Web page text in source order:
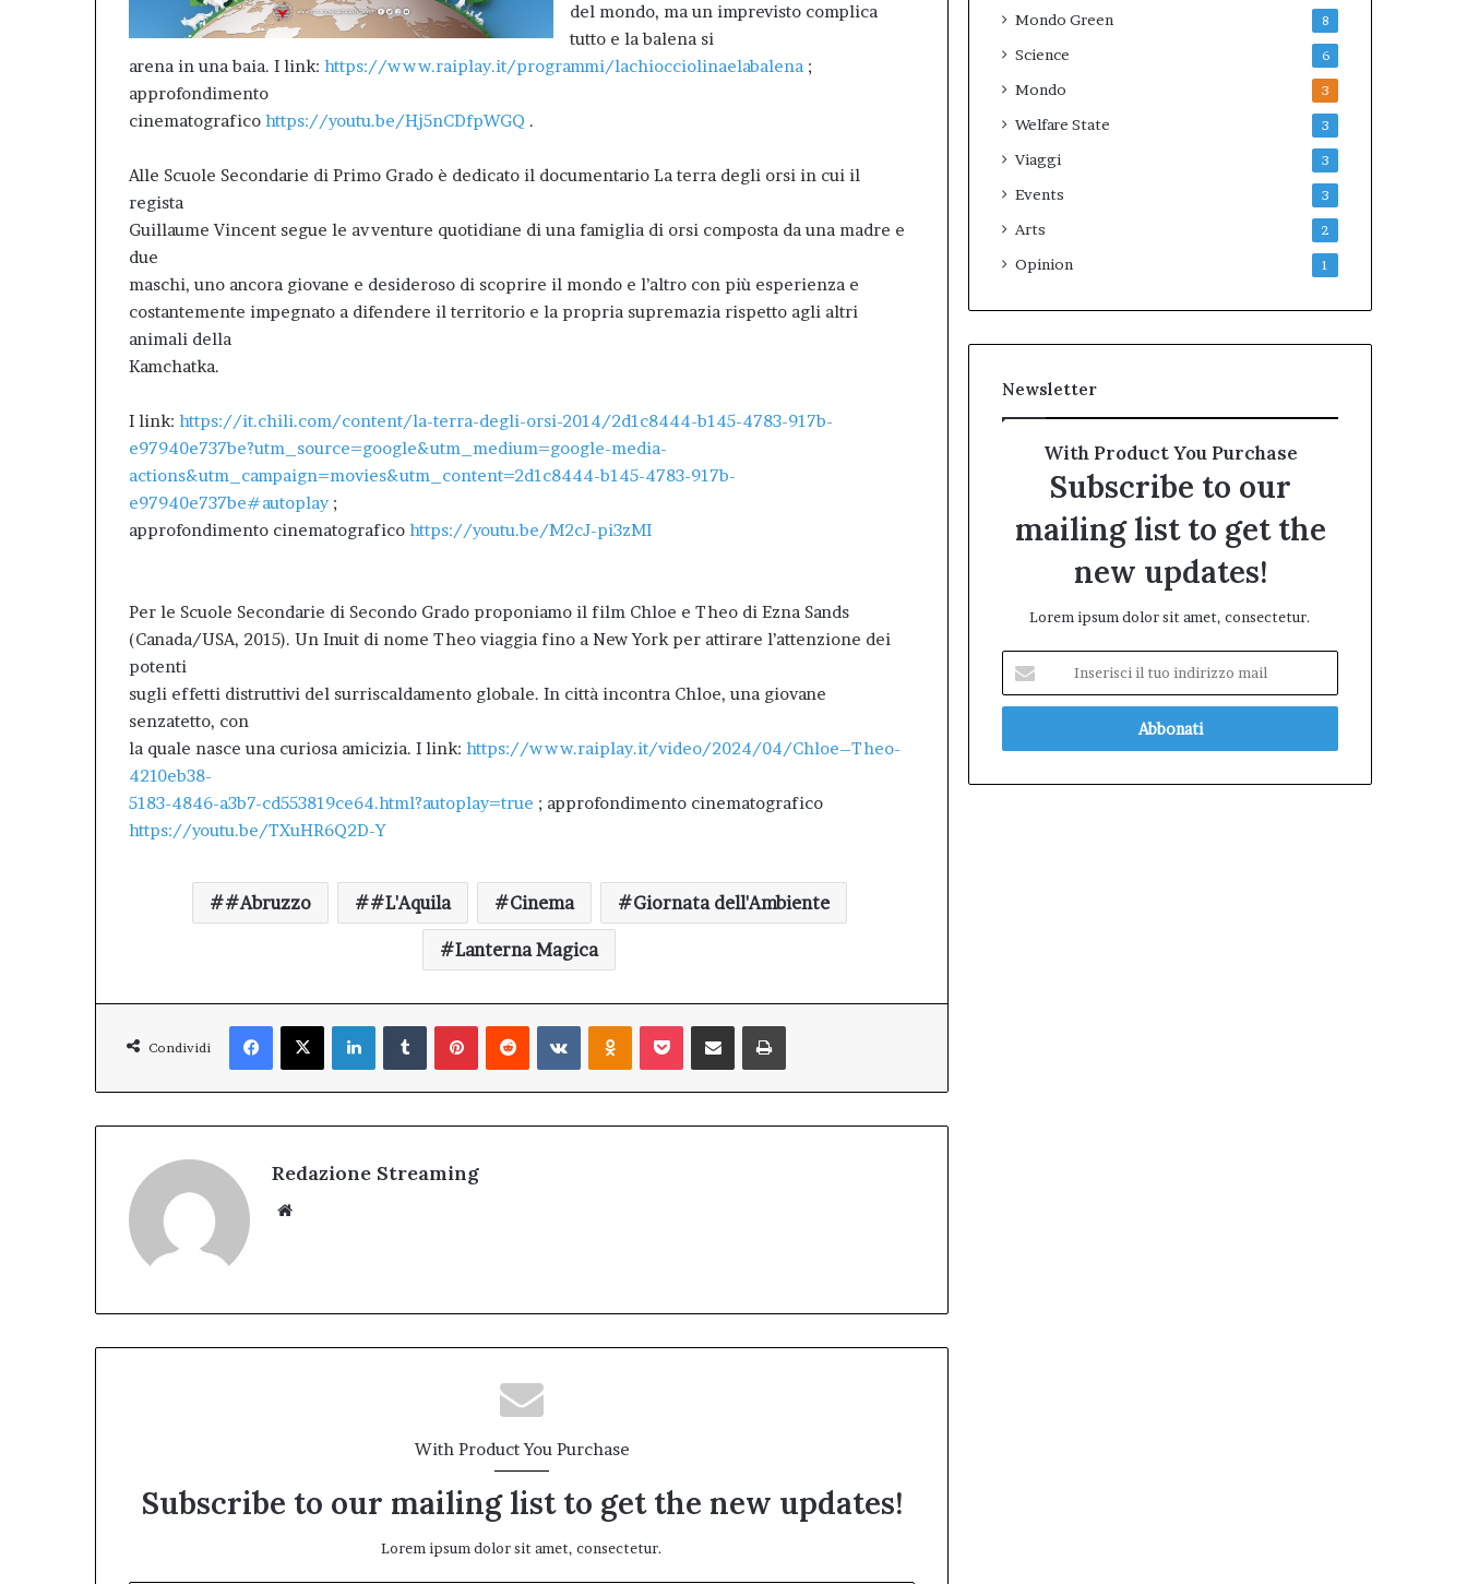
del mondo, ma un imprevisto complica
tutto e la balena si
arena in una baia. I link: https://www.raiplay.it/programmi/lachiocciolinaelabalena ;
approfondimento
cinematografico https://youtu.be/Hj5nCDfpWGQ .
Alle Scuole Secondarie di Primo Grado è dedicato il documentario La terra degli orsi in cui il
regista
Guillaume Vincent segue le avventure quotidiane di una famiglia di orsi composta da una madre e
due
maschi, uno ancora giovane e desideroso di scoprire il mondo e l’altro con più esperienza e
costantemente impegnato a difendere il territorio e la propria supremazia rispetto agli altri
animali della
Kamchatka.
I link: https://it.chili.com/content/la-terra-degli-orsi-2014/2d1c8444-b145-4783-917b-
e97940e737be?utm_source=google&utm_medium=google-media-
actions&utm_campaign=movies&utm_content=2d1c8444-b145-4783-917b-
e97940e737be#autoplay;
approfondimento cinematografico https://youtu.be/M2cJ-pi3zMI
Per le Scuole Secondarie di Secondo Grado proponiamo il film Chloe e Theo di Ezna Sands
(Canada/USA, 2015). Un Inuit di nome Theo viaggia fino a New York per attirare l’attenzione dei
potenti
sugli effetti distruttivi del surriscaldamento globale. In città incontra Chloe, una giovane
senzatetto, con
la quale nasce una curiosa amicizia. I link: https://www.raiplay.it/video/2024/04/Chloe–Theo-
4210eb38-
5183-4846-a3b7-cd553819ce64.html?autoplay=true ; approfondimento cinematografico
https://youtu.be/TXuHR6Q2D-Y
#Abruzzo #L'Aquila Cinema Giornata dell'Ambiente
Lanterna Magica
Condividi
Facebook
X LinkedInTumblrPinterestReddit VKontakteOdnoklassniki
Pocket Condividi via mail Stampa
Redazione Streaming
With Product You Purchase
Subscribe to our mailing list to get the new updates!
Lorem ipsum dolor sit amet, consectetur.
Mondo Green 8
Science 6
Mondo 3
Welfare State 3
Viaggi 3
Events 3
Arts 2
Opinion 1
Newsletter
With Product You Purchase
Subscribe to our
mailing list to get the
new updates!
Lorem ipsum dolor sit amet, consectetur.
tuo
mail